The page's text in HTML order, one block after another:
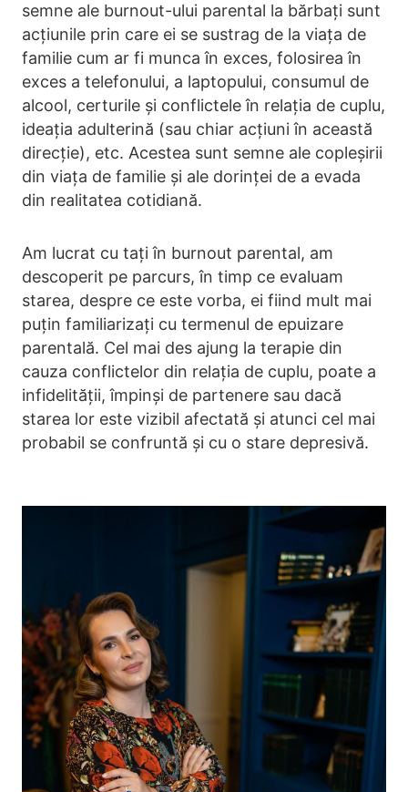
semne ale burnout-ului parental la bărbați sunt
acțiunile prin care ei se sustrag de la viața de
familie cum ar fi munca în exces, folosirea în
exces a telefonului, a laptopului, consumul de
alcool, certurile și conflictele în relația de cuplu,
ideația adulterină (sau chiar acțiuni în această
direcție), etc. Acestea sunt semne ale copleșirii
din viața de familie și ale dorinței de a evada
din realitatea cotidiană.
Am lucrat cu tați în burnout parental, am
descoperit pe parcurs, în timp ce evaluam
starea, despre ce este vorba, ei fiind mult mai
puțin familiarizați cu termenul de epuizare
parentală. Cel mai des ajung la terapie din
cauza conflictelor din relația de cuplu, poate a
infidelității, împinși de partenere sau dacă
starea lor este vizibil afectată și atunci cel mai
probabil se confruntă și cu o stare depresivă.